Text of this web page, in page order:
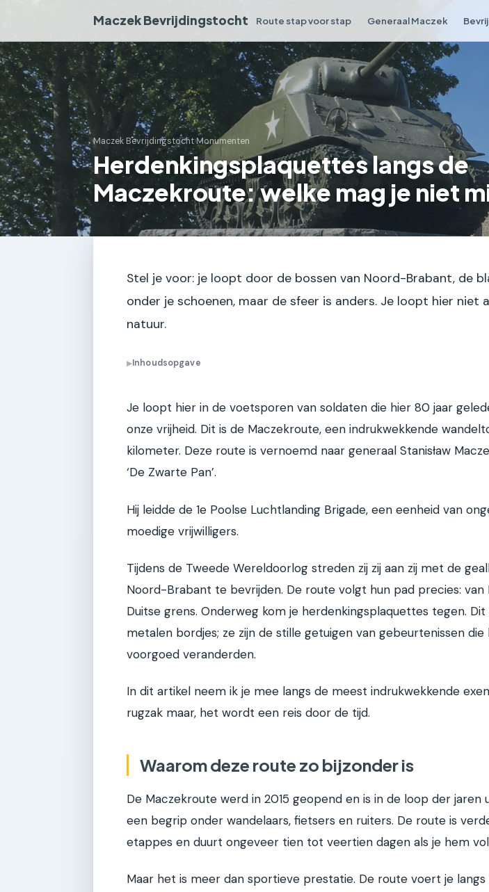
Maczek Bevrijdingstocht Route stap voor stap Generaal Maczek
Maczek Bevrijdingstocht›Monumenten
Herdenkingsplaquettes langs de
Maczekroute: welke mag je niet
Stel je voor: je loopt door de bossen van Noord-Brabant, de
onder je schoenen, maar de sfeer is anders. Je loopt hier niet
natuur.
▶Inhoudsopgave
Je loopt hier in de voetsporen van soldaten die hier 80 jaar
onze vrijheid. Dit is de Maczekroute, een indrukwekkende
kilometer. Deze route is vernoemd naar generaal Stanisław
‘De Zwarte Pan’.
Hij leidde de 1e Poolse Luchtlanding Brigade, een eenheid van
moedige vrijwilligers.
Tijdens de Tweede Wereldoorlog streden zij zij aan zij met de
Noord-Brabant te bevrijden. De route volgt hun pad precies: van
Duitse grens. Onderweg kom je herdenkingsplaquettes tegen.
metalen bordjes; ze zijn de stille getuigen van gebeurtenissen
voorgoed veranderden.
In dit artikel neem ik je mee langs de meest indrukwekkende
rugzak maar, het wordt een reis door de tijd.
Waarom deze route zo bijzonder is
De Maczekroute werd in 2015 geopend en is in de loop der jaren
een begrip onder wandelaars, fietsers en ruiters. De route is
etappes en duurt ongeveer tien tot veertien dagen als je hem
Maar het is meer dan sportieve prestatie. De route voert je